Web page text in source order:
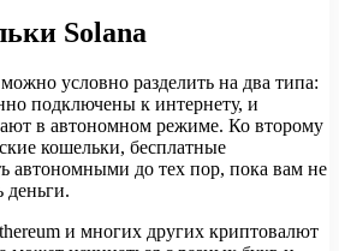
Solana
условно разделить на два типа:
подключены к интернету, и
в автономном режиме. Ко второму
кошельки, бесплатные
автономными до тех пор, пока вам не
деньги.
и многих других криптовалют